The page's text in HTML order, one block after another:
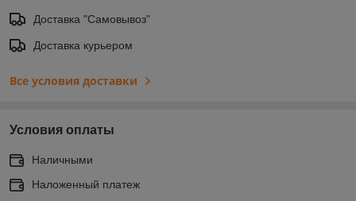
Доставка "Самовывоз"
Доставка курьером
Все условия доставки
Условия оплаты
Наличными
Наложенный платеж